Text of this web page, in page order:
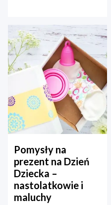
Pomysły na
prezent na Dzień
Dziecka –
nastolatkowie i
maluchy